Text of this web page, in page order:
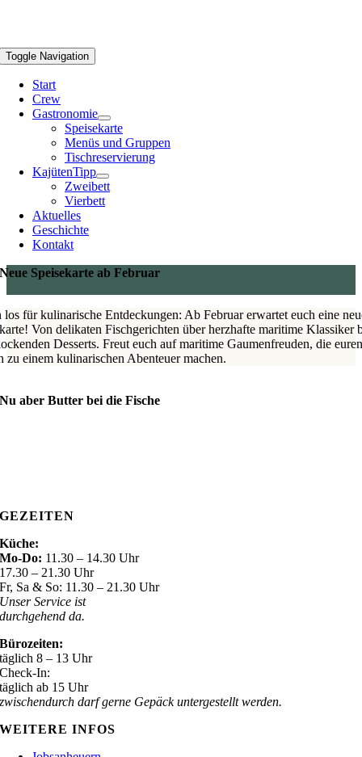
Toggle Navigation
Start
Crew
Gastronomie
Speisekarte
Menüs und Gruppen
Tischreservierung
KajütenTipp
Zweibett
Vierbett
Aktuelles
Kontakt
Neue Speisekarte ab Februar
los für kulinarische Entdeckungen: Ab Februar erwartet euch eine
Von delikaten Fischgerichten über herzhafte maritime Klassiker
GEZEITEN
Küche:
Mo-Do: 11.30 – 14.30 Uhr
17.30 – 21.30 Uhr
Fr, Sa & So: 11.30 – 21.30 Uhr
Unser Service ist
durchgehend da.
Bürozeiten:
täglich 8 – 13 Uhr
Check-In:
zwischendurch darf gerne Gepäck untergestellt werden.